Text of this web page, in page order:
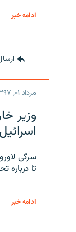
ادامه خبر
مرداد ۰۱, ۱۳۹۷
وزیر
سرگی
تا درباره
ادامه خبر